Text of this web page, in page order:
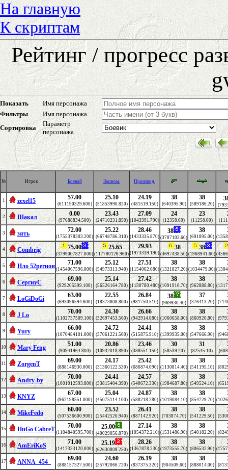
На главную
К скриптам
Рейтинг / прогресс
Показать
Имя персонажа
Фильтры
Имя персонажа
Сортировка
Параметр
персонажа
№ Игрок Боевой Эконом. Производ.
1 zexel15 57.00
(611190329.600)
25.10
(51853990.820)
24.19
(481519.150)
38
(640395.90)
38
(589186.20)
2 Шакал 0.00
(97688834.500)
23.43
(24710231.850)
27.09
(1043391.790)
24
(12358.00)
23
(11258.00)
3 зять 72.00
(1755378303.200)
25.22
(66748786.310)
28.46
(1433335.870)
38
(3707102.60)
38
(691895.00)
4 Combrig 75.00
(3799007827.800)
25.65
(117780126.960)
29.93
(1973339.190)
38
(4697438.50)
38
(1968941.60)
5 Нло 52регион 71.00
(1454067596.000)
25.12
(54973313.940)
27.51
(1154062.680)
38
(1321827.20)
38
(1034479.00)
6 СергиуС 69.00
(929205599.100)
25.14
(56526164.780)
27.42
(1130780.480)
38
(1091910.70)
38
(962888.80)
7 LoGiDoGi 63.00
(693096594.600)
22.55
(18373808.800)
26.84
(981750.510)
38
(969930.40)
37
(376413.20)
8 J Lo 70.00
(1102737509.100)
24.30
(32697453.560)
26.66
(942914.080)
38
(1060658.00)
38
(860920.80)
9 Yury 66.00
(1070484101.000)
24.72
(37061221.500)
24.41
(515875.910)
38
(1399935.00)
38
(547666.90)
10 Mary Feng 51.00
(90941964.800)
20.86
(10932018.890)
23.46
(388551.150)
30
(58539.20)
31
(82545.10)
11 ZorgenT 69.00
(888146930.000)
24.17
(31360122.530)
25.42
(686874.090)
38
(1130814.40)
38
(541195.10)
12 Andry-by 70.00
(1001012593.800)
24.41
(33815404.390)
24.57
(540672.330)
38
(1984687.80)
38
(549524.10)
13 KNYZ 67.00
(962198551.000)
25.04
(45075114.100)
24.87
(588218.280)
38
(1019084.10)
38
(854729.70)
14 MikeFedo 60.00
(507536600.900)
23.52
(25442520.940)
26.41
(887142.920)
38
(703874.70)
38
(541229.50)
15 HuGo CabreT 70.00
(1104840595.700)
25.00
(40029056.870)
27.14
(1054372.210)
38
(1531486.90)
38
(540182.20)
16 AmEriKoS 71.00
(1417333120.000)
25.19
(62630809.250)
28.26
(1367878.230)
38
(1973555.70)
38
(806532.90)
17 ANNA_454_ 69.00
(888157327.500)
24.60
(35792066.720)
26.19
(837375.320)
38
(904509.60)
38
(888014.00)